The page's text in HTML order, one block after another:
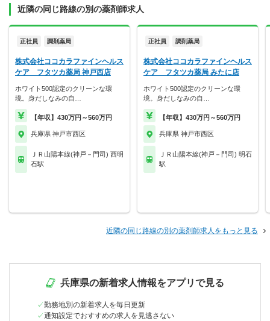
近隣の同じ路線の別の薬剤師求人
正社員 調剤薬局
株式会社ココカラファインヘルス
ケア フタツカ薬局 神戸西店
ホワイト500認定のクリーンな環
境。身だしなみの自…
【年収】430万円～560万円
兵庫県 神戸市西区
ＪＲ山陽本線(神戸－門司) 西明
石駅
正社員 調剤薬局
株式会社ココカラファインヘルス
ケア フタツカ薬局 みたに店
ホワイト500認定のクリーンな環
境。身だしなみの自…
【年収】430万円～560万円
兵庫県 神戸市西区
ＪＲ山陽本線(神戸－門司) 明石
駅
近隣の同じ路線の別の薬剤師求人をもっと見る
兵庫県の新着求人情報をアプリで見る
勤務地別の新着求人を毎日更新
通知設定でおすすめの求人を見逃さない